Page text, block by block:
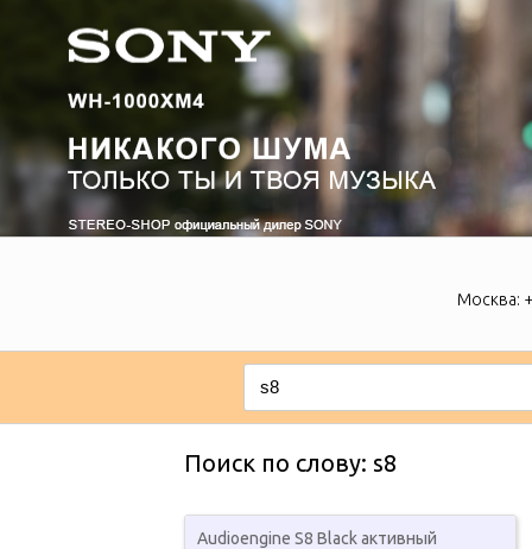
Москва:
Поиск по слову: s8
Audioengine S8 Black активный